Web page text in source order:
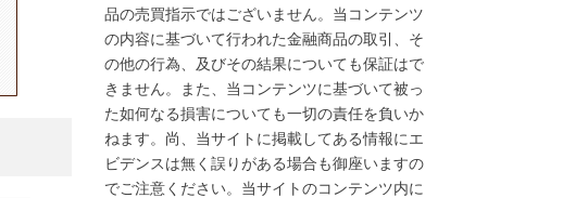
品の売買指示ではございません。当コンテンツ
の内容に基づいて行われた金融商品の取引、そ
の他の行為、及びその結果についても保証はで
きません。また、当コンテンツに基づいて被っ
た如何なる損害についても一切の責任を負いか
ねます。尚、当サイトに掲載してある情報にエ
ビデンスは無く誤りがある場合も御座いますの
でご注意ください。当サイトのコンテンツ内に